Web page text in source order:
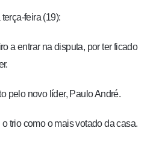
feira (19):
a entrar na disputa, por ter ficado
pelo novo líder, Paulo André.
trio como o mais votado da casa.